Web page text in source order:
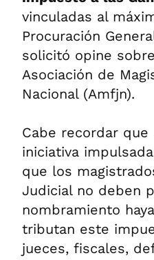
vinculadas al
Procuración
solicitó opine
Asociación de
Nacional (Amfjn).
Cabe recordar que
iniciativa
que los
Judicial no deben
nombramiento
tributan este
jueces, fiscales,